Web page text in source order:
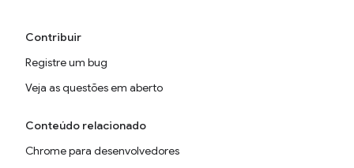
Contribuir
Registre um bug
Veja as questões em aberto
Conteúdo relacionado
Chrome para desenvolvedores